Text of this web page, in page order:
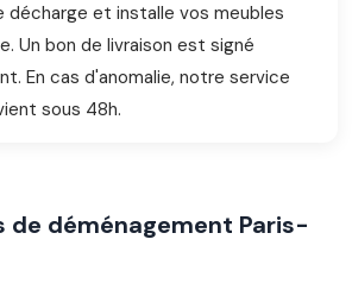
décharge et installe vos meubles
Un bon de livraison est signé
En cas d'anomalie, notre service
sous 48h.
de déménagement Paris-